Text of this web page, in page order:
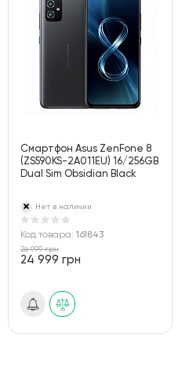
Смартфон Asus ZenFone 8
(ZS590KS-2A011EU) 16/256GB
Dual Sim Obsidian Black
Нет в наличии
Код товара: 161843
26 999 грн
24 999 грн